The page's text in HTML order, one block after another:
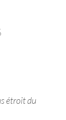
étroit du